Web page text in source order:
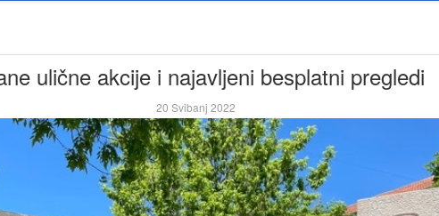
ulične akcije i najavljeni besplatni pregledi
20 Svibanj 2022